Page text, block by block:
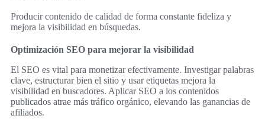
Producir contenido de calidad de forma constante fideliza y
mejora la visibilidad en búsquedas.
Optimización SEO para mejorar la visibilidad
El SEO es vital para monetizar efectivamente. Investigar palabras
clave, estructurar bien el sitio y usar etiquetas mejora la
visibilidad en buscadores. Aplicar SEO a los contenidos
publicados atrae más tráfico orgánico, elevando las ganancias de
afiliados.